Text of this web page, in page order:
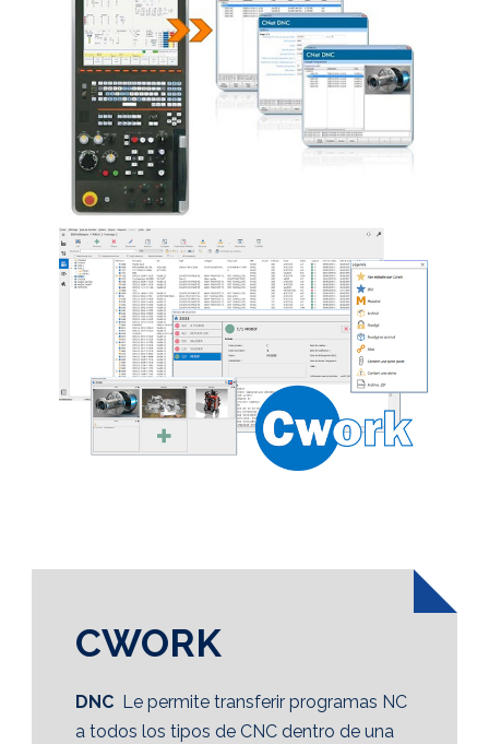
CWORK
DNC Le permite transferir programas NC
a todos los tipos de CNC dentro de una